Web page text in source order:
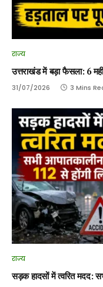
राज्य
उत्तराखंड में बड़ा फैसला: 6
31/07/2026 3 Mins
राज्य
सड़क हादसों में त्वरित मदद: